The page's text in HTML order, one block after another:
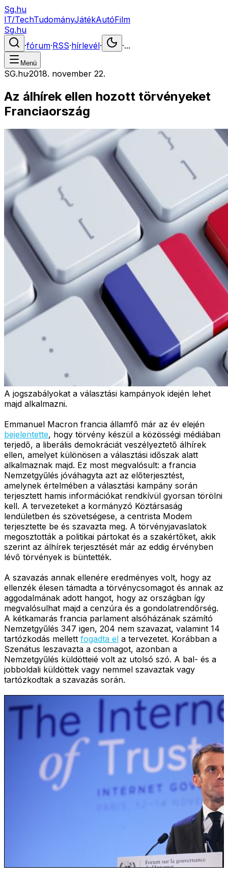
Sg.hu
IT/TechTudományJátékAutóFilm
Sg.hu
·fórum·RSS·hírlevél· ·...
Menü
SG.hu·2018. november 22.
Az álhírek ellen hozott törvényeket
Franciaország
A jogszabályokat a választási kampányok idején lehet
majd alkalmazni.
Emmanuel Macron francia államfő már az év elején
bejelentette, hogy törvény készül a közösségi médiában
terjedő, a liberális demokráciát veszélyeztető álhírek
ellen, amelyet különösen a választási időszak alatt
alkalmaznak majd. Ez most megvalósult: a francia
Nemzetgyűlés jóváhagyta azt az előterjesztést,
amelynek értelmében a választási kampány során
terjesztett hamis információkat rendkívül gyorsan törölni
kell. A tervezeteket a kormányzó Köztársaság
lendületben és szövetségese, a centrista Modem
terjesztette be és szavazta meg. A törvényjavaslatok
megosztották a politikai pártokat és a szakértőket, akik
szerint az álhírek terjesztését már az eddig érvényben
lévő törvények is büntették.
A szavazás annak ellenére eredményes volt, hogy az
ellenzék élesen támadta a törvénycsomagot és annak az
aggodalmának adott hangot, hogy az országban így
megvalósulhat majd a cenzúra és a gondolatrendőrség.
A kétkamarás francia parlament alsóházának számító
Nemzetgyűlés 347 igen, 204 nem szavazat, valamint 14
tartózkodás mellett fogadta el a tervezetet. Korábban a
Szenátus leszavazta a csomagot, azonban a
Nemzetgyűlés küldötteié volt az utolsó szó. A bal- és a
jobboldali küldöttek vagy nemmel szavaztak vagy
tartózkodtak a szavazás során.